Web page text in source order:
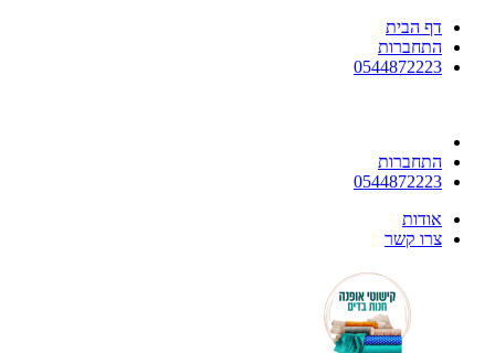
דף הבית
התחברות
0544872223
התחברות
0544872223
אודות
צרו קשר